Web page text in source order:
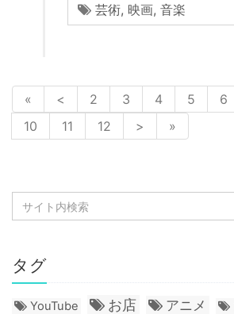
芸術, 映画, 音楽
« < 2 3 4 5 6
10
11 12 > »
タグ
YouTube お店 アニメ